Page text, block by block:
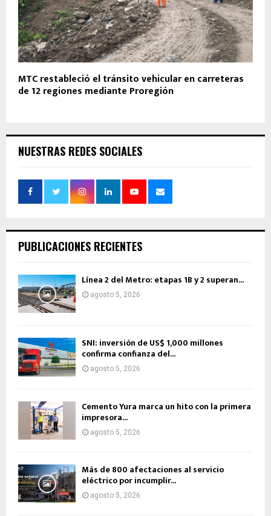
MTC restableció el tránsito vehicular en carreteras
de 12 regiones mediante Proregión
NUESTRAS REDES SOCIALES
PUBLICACIONES RECIENTES
Línea 2 del Metro: etapas 1B y 2 superan...
agosto 5, 2026
SNI: inversión de US$ 1,000 millones
confirma confianza del...
agosto 5, 2026
Cemento Yura marca un hito con la primera
impresora...
agosto 5, 2026
Más de 800 afectaciones al servicio
eléctrico por incumplir...
agosto 5, 2026